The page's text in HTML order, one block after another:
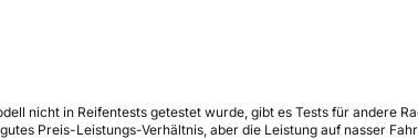
nicht in Reifentests getestet wurde, gibt es Tests für andere
Preis-Leistungs-Verhältnis, aber die Leistung auf nasser